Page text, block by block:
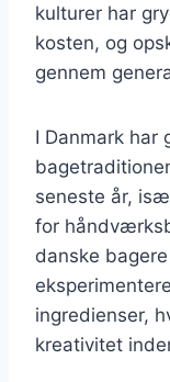
kulturer har
kosten, og
gennem
I Danmark har
seneste år,
for
danske
ingredienser,
kreativitet